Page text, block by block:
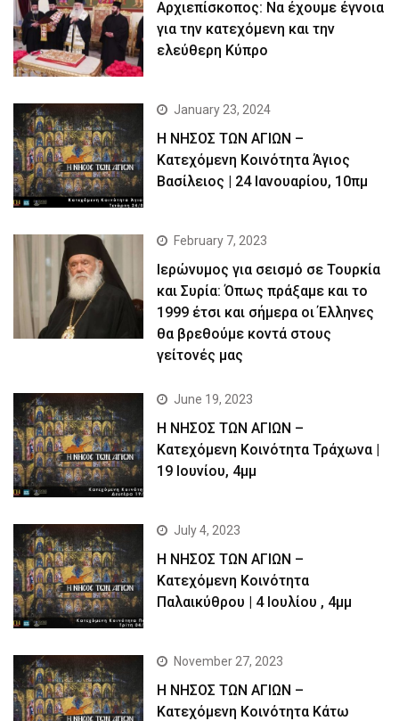
Αρχιεπίσκοπος: Να έχουμε έγνοια
για την κατεχόμενη και την
ελεύθερη Κύπρο
January 23, 2024
Η ΝΗΣΟΣ ΤΩΝ ΑΓΙΩΝ –
Κατεχόμενη Κοινότητα Άγιος
Βασίλειος | 24 Ιανουαρίου, 10πμ
February 7, 2023
Ιερώνυμος για σεισμό σε Τουρκία
και Συρία: Όπως πράξαμε και το
1999 έτσι και σήμερα οι Έλληνες
θα βρεθούμε κοντά στους
γείτονές μας
June 19, 2023
Η ΝΗΣΟΣ ΤΩΝ ΑΓΙΩΝ –
Kατεχόμενη Κοινότητα Τράχωνα |
19 Ιουνίου, 4μμ
July 4, 2023
Η ΝΗΣΟΣ ΤΩΝ ΑΓΙΩΝ –
Kατεχόμενη Κοινότητα
Παλαικύθρου | 4 Ιουλίου , 4μμ
November 27, 2023
Η ΝΗΣΟΣ ΤΩΝ ΑΓΙΩΝ –
Κατεχόμενη Κοινότητα Κάτω